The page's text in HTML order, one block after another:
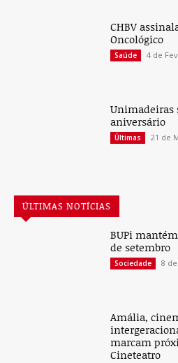
CHBV
Oncológico
Saúde 4 de
Unimadeiras
aniversário
Últimas 21 de
ÚLTIMAS NOTÍCIAS
BUPi
de setembro
Sociedade 8
Amália,
marcam
Cineteatro